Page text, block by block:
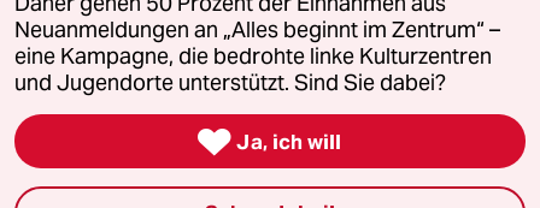
Feedback Redaktionsstatut Kommune-Richtlinien
Leitlinie Informant Datenschutz Impressum AGB
Seitenwende Einwilligungen widerrufen (Ads)
Neuanmeldungen an „Alles beginnt im Zentrum“ –
eine Kampagne, die bedrohte linke Kulturzentren
und Jugendorte unterstützt. Sind Sie dabei?
 Ja, ich will